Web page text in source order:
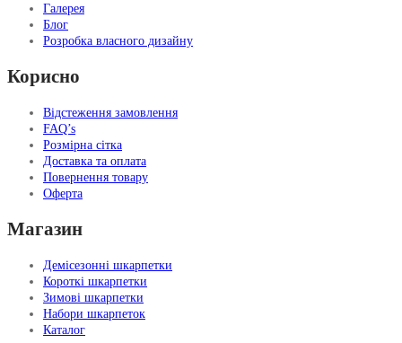
Галерея
Блог
Розробка власного дизайну
Корисно
Відстеження замовлення
FAQ’s
Розмірна сітка
Доставка та оплата
Повернення товару
Оферта
Магазин
Демісезонні шкарпетки
Короткі шкарпетки
Зимові шкарпетки
Набори шкарпеток
Каталог